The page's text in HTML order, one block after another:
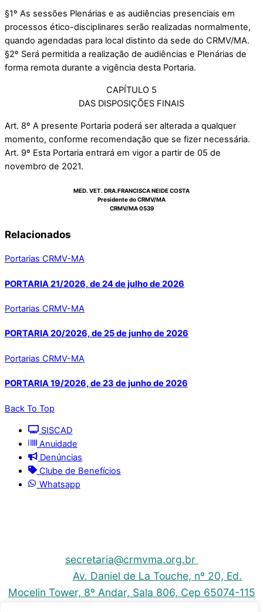
§1º As sessões Plenárias e as audiências presenciais em
processos ético-disciplinares serão realizadas normalmente,
quando agendadas para local distinto da sede do CRMV/MA.
§2º Será permitida a realização de audiências e Plenárias de
forma remota durante a vigência desta Portaria.
CAPÍTULO 5
DAS DISPOSIÇÕES FINAIS
Art. 8º A presente Portaria poderá ser alterada a qualquer
momento, conforme recomendação que se fizer necessária.
Art. 9º Esta Portaria entrará em vigor a partir de 05 de
novembro de 2021.
MED. VET. DRA.FRANCISCA NEIDE COSTA
Presidente do CRMV/MA
CRMV/MA 0539
Relacionados
Portarias CRMV-MA
PORTARIA 21/2026, de 24 de julho de 2026
Portarias CRMV-MA
PORTARIA 20/2026, de 25 de junho de 2026
Portarias CRMV-MA
PORTARIA 19/2026, de 23 de junho de 2026
Back To Top
SISCAD
Anuidade
Denúncias
Clube de Benefícios
Whatsapp
secretaria@crmvma.org.br
Av. Daniel de La Touche, nº 20, Ed.
Mocelin Tower, 8º Andar, Sala 806, Cep 65074-115